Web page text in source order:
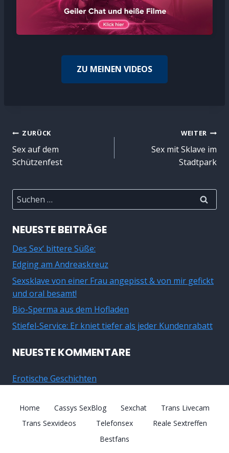
ZU MEINEN VIDEOS
Beitragsnavigation
ZURÜCK
Sex auf dem
Schützenfest
WEITER
Sex mit Sklave im
Stadtpark
Suchen
nach:
NEUESTE BEITRÄGE
Des Sex‘ bittere Süße:
Edging am Andreaskreuz
Sexsklave von einer Frau angepisst & von mir gefickt
und oral besamt!
Bio-Sperma aus dem Hofladen
Stiefel-Service: Er kniet tiefer als jeder Kundenrabatt
NEUESTE KOMMENTARE
Erotische Geschichten
Home Cassys SexBlog Sexchat
Trans Livecam
Trans Sexvideos
Telefonsex
Reale Sextreffen
Bestfans